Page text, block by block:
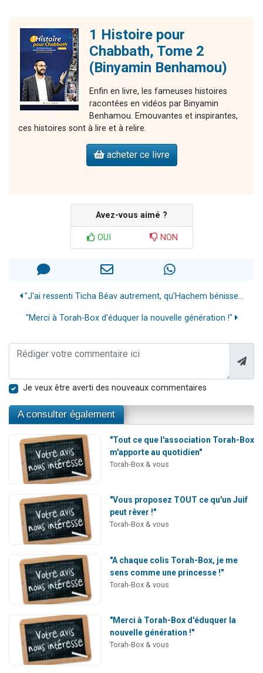
1 Histoire pour
Chabbath, Tome 2
(Binyamin Benhamou)
Enfin en livre, les fameuses histoires
racontées en vidéos par Binyamin
Benhamou. Emouvantes et inspirantes,
ces histoires sont à lire et à relire.
acheter ce livre
Avez-vous aimé ?
OUI NON
"J'ai ressenti Ticha Béav autrement, qu'Hachem bénisse...
"Merci à Torah-Box d'éduquer la nouvelle génération !"
Je veux être averti des nouveaux commentaires
A consulter également
"Tout ce que l'association Torah-Box
m'apporte au quotidien"
Torah-Box & vous
"Vous proposez TOUT ce qu'un Juif
peut rêver !"
Torah-Box & vous
"A chaque colis Torah-Box, je me
sens comme une princesse !"
Torah-Box & vous
"Merci à Torah-Box d'éduquer la
nouvelle génération !"
Torah-Box & vous